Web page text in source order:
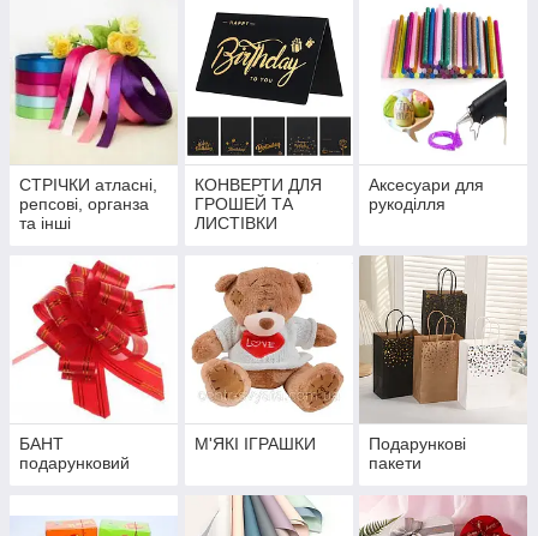
СТРІЧКИ атласні,
репсові, органза
та інші
КОНВЕРТИ ДЛЯ
ГРОШЕЙ ТА
ЛИСТІВКИ
Аксесуари для
рукоділля
БАНТ
подарунковий
М'ЯКІ ІГРАШКИ
Подарункові
пакети